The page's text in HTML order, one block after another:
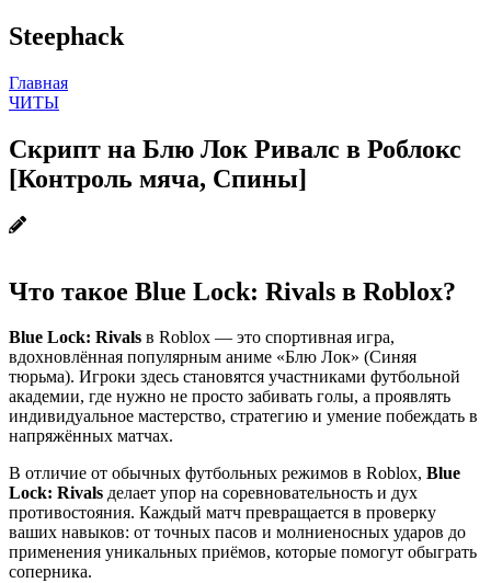
Steephack
Главная
ЧИТЫ
Скрипт на Блю Лок Ривалс в Роблокс
[Контроль мяча, Спины]
Что такое Blue Lock: Rivals в Roblox?
Blue Lock: Rivals в Roblox — это спортивная игра,
вдохновлённая популярным аниме «Блю Лок» (Синяя
тюрьма). Игроки здесь становятся участниками футбольной
академии, где нужно не просто забивать голы, а проявлять
индивидуальное мастерство, стратегию и умение побеждать в
напряжённых матчах.
В отличие от обычных футбольных режимов в Roblox, Blue
Lock: Rivals делает упор на соревновательность и дух
противостояния. Каждый матч превращается в проверку
ваших навыков: от точных пасов и молниеносных ударов до
применения уникальных приёмов, которые помогут обыграть
соперника.